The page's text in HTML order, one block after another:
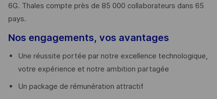
6G. Thales compte près de 85 000 collaborateurs dans 65
pays. ​
Nos engagements, vos avantages
Une réussite portée par notre excellence technologique,
votre expérience et notre ambition partagée
Un package de rémunération attractif